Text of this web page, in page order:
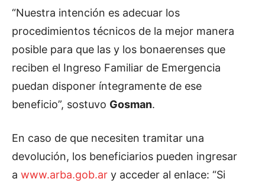
“Nuestra intención es adecuar los
procedimientos técnicos de la mejor manera
posible para que las y los bonaerenses que
reciben el Ingreso Familiar de Emergencia
puedan disponer íntegramente de ese
beneficio”, sostuvo Gosman.
En caso de que necesiten tramitar una
devolución, los beneficiarios pueden ingresar
a www.arba.gob.ar y acceder al enlace: “Si